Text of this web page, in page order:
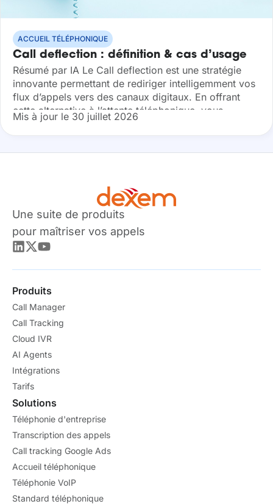
ACCUEIL TÉLÉPHONIQUE
Call deflection : définition & cas d’usage
Résumé par IA Le Call deflection est une stratégie
innovante permettant de rediriger intelligemment vos
flux d’appels vers des canaux digitaux. En offrant
cette alternative à l’attente téléphonique, vous
optimisez la productivité de vos agents tout...
Mis à jour le 30 juillet 2026
Une suite de produits
pour maîtriser vos appels
Produits
Call Manager
Call Tracking
Cloud IVR
AI Agents
Intégrations
Tarifs
Solutions
Téléphonie d'entreprise
Transcription des appels
Call tracking Google Ads
Accueil téléphonique
Téléphonie VoIP
Standard téléphonique